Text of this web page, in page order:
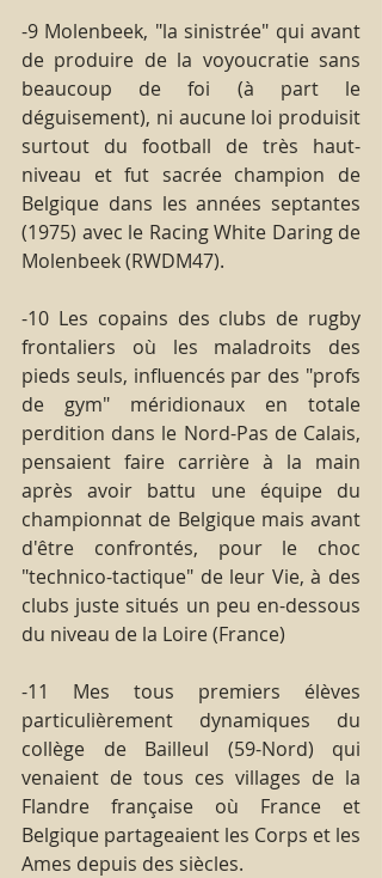
-9 Molenbeek, "la sinistrée" qui avant
de produire de la voyoucratie sans
beaucoup de foi (à part le
déguisement), ni aucune loi produisit
surtout du football de très haut-
niveau et fut sacrée champion de
Belgique dans les années septantes
(1975) avec le Racing White Daring de
Molenbeek (RWDM47).
-10 Les copains des clubs de rugby
frontaliers où les maladroits des
pieds seuls, influencés par des "profs
de gym" méridionaux en totale
perdition dans le Nord-Pas de Calais,
pensaient faire carrière à la main
après avoir battu une équipe du
championnat de Belgique mais avant
d'être confrontés, pour le choc
"technico-tactique" de leur Vie, à des
clubs juste situés un peu en-dessous
du niveau de la Loire (France)
-11 Mes tous premiers élèves
particulièrement dynamiques du
collège de Bailleul (59-Nord) qui
venaient de tous ces villages de la
Flandre française où France et
Belgique partageaient les Corps et les
Ames depuis des siècles.